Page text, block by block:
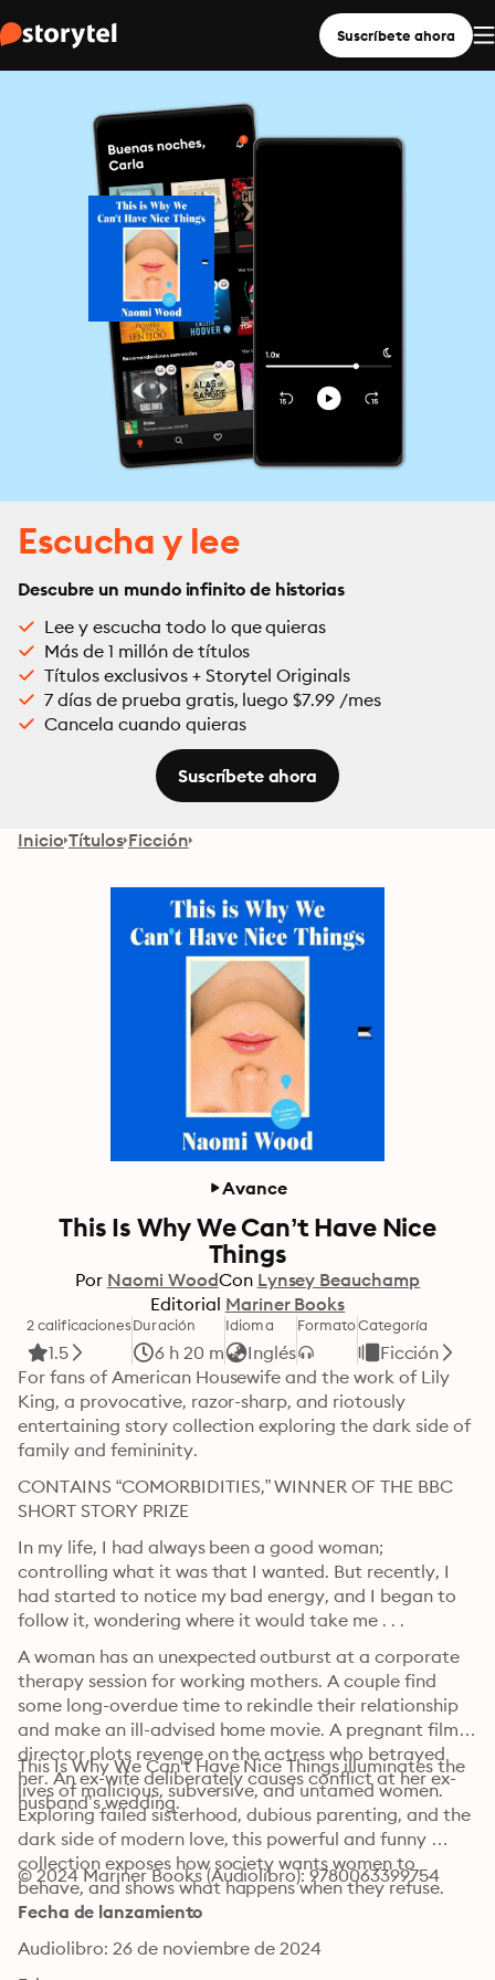
Suscríbete ahora
Escucha y lee
Descubre un mundo infinito de historias
Lee y escucha todo lo que quieras
Más de 1 millón de títulos
Títulos exclusivos + Storytel Originals
7 días de prueba gratis, luego $7.99 /mes
Cancela cuando quieras
Suscríbete ahora
Inicio Títulos Ficción
Avance
This Is Why We Can’t Have Nice
Things
Por Naomi WoodCon Lynsey Beauchamp
Editorial Mariner Books
2 calificaciones
1.5
Duración
6 h 20 m
Idioma
Inglés
FormatoCategoría
Ficción
For fans of American Housewife and the work of Lily
King, a provocative, razor-sharp, and riotously
entertaining story collection exploring the dark side of
family and femininity.
CONTAINS “COMORBIDITIES,” WINNER OF THE BBC
SHORT STORY PRIZE
In my life, I had always been a good woman;
controlling what it was that I wanted. But recently, I
had started to notice my bad energy, and I began to
follow it, wondering where it would take me . . .
A woman has an unexpected outburst at a corporate
therapy session for working mothers. A couple find
some long-overdue time to rekindle their relationship
and make an ill-advised home movie. A pregnant film
director plots revenge on the actress who betrayed
her. An ex-wife deliberately causes conflict at her ex-
husband’s wedding.
This Is Why We Can't Have Nice Things illuminates the
lives of malicious, subversive, and untamed women.
Exploring failed sisterhood, dubious parenting, and the
dark side of modern love, this powerful and funny
collection exposes how society wants women to
behave, and shows what happens when they refuse.
© 2024 Mariner Books (Audiolibro): 9780063399754
Fecha de lanzamiento
Audiolibro: 26 de noviembre de 2024